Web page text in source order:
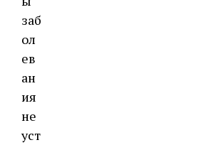
заб
ол
ев
ан
ия
не
уст